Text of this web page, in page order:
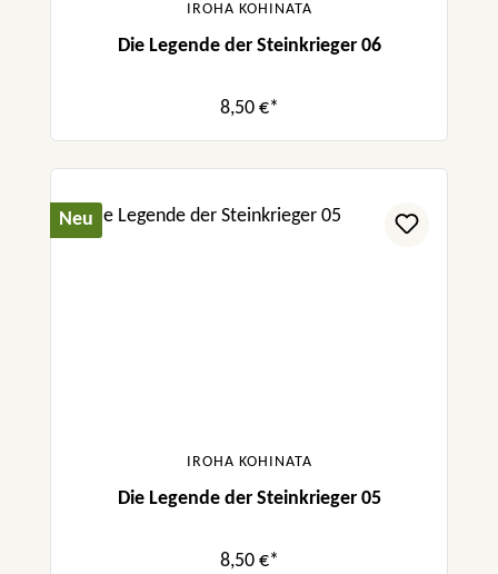
IROHA KOHINATA
Die Legende der Steinkrieger 06
8,50 €*
Neu
IROHA KOHINATA
Die Legende der Steinkrieger 05
8,50 €*